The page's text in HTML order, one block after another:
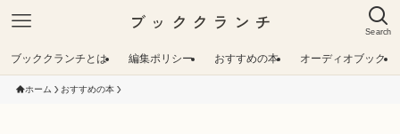
ブッククランチ Search
ブッククランチとは 編集ポリシー おすすめの本 オーディオブック
ホーム おすすめの本